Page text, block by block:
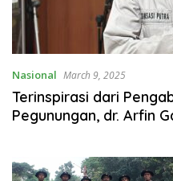
Nasional March 9, 2025
Terinspirasi dari
Pegunungan, dr. Arfin